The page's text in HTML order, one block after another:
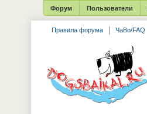
Форум Пользователи
Правила форума ЧаВо/FAQ